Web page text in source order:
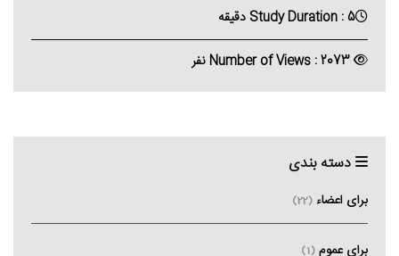
Study Duration : 5 دقیقه
دسته بندی
برای اعضاء (22)
برای عموم (1)